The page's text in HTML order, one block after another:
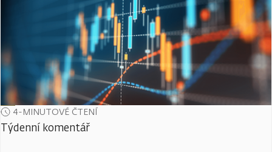
4-MINUTOVÉ ČTENÍ
Týdenní komentář